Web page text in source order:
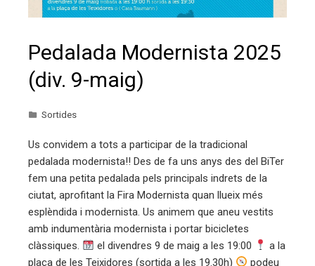
Pedalada Modernista 2025
(div. 9-maig)
Sortides
Us convidem a tots a participar de la tradicional
pedalada modernista!! Des de fa uns anys des del BiTer
fem una petita pedalada pels principals indrets de la
ciutat, aprofitant la Fira Modernista quan llueix més
esplèndida i modernista. Us animem que aneu vestits
amb indumentària modernista i portar bicicletes
clàssiques.
el divendres 9 de maig a les 19:00
a la
plaça de les Teixidores (sortida a les 19.30h)
podeu